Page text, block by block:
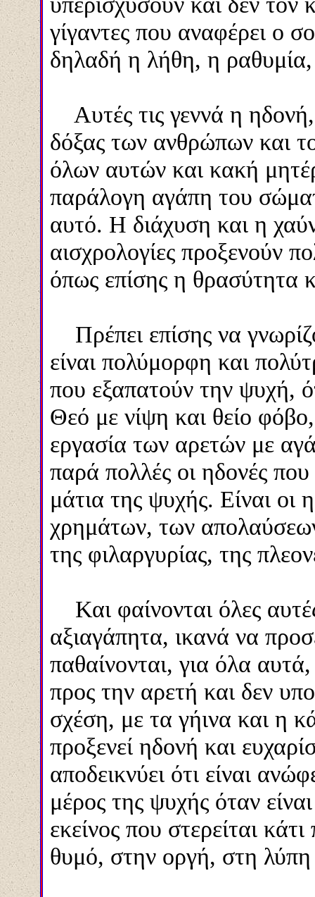
γίγαντες που αναφέρει ο
δηλαδή η λήθη, η ραθυμία,
Αυτές τις γεννά η
δόξας των ανθρώπων και
όλων αυτών και κακή
παράλογη αγάπη του
αυτό. Η διάχυση και η
αισχρολογίες προξενούν
όπως επίσης η θρασύτητα
Πρέπει επίσης να
είναι πολύμορφη και
που εξαπατούν την ψυχή,
Θεό με νίψη και θείο φόβο,
εργασία των αρετών με
παρά πολλές οι ηδονές
μάτια της ψυχής. Είναι
χρημάτων, τωναπολαύσε
της φιλαργυρίας, της
Και φαίνονται όλες
αξιαγάπητα, ικανά να
παθαίνονται, για όλα
προς την αρετή και δεν
σχέση, με τα γήινα και η
προξενεί ηδονή και
αποδεικνύει ότι είναι
μέρος της ψυχής όταν
εκείνος που στερείται
θυμό, στην οργή, στη λύπη